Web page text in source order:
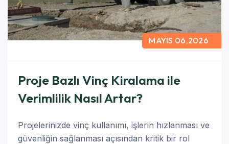
MAYIS 06,2026
Proje Bazlı Vinç Kiralama ile
Verimlilik Nasıl Artar?
Projelerinizde vinç kullanımı, işlerin hızlanması ve
güvenliğin sağlanması açısından kritik bir rol